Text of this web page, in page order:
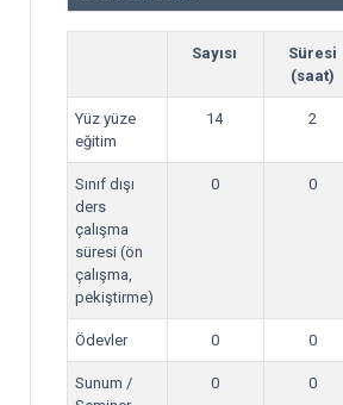
Sayısı
Süresi
(saat)
Yüz yüze
eğitim
14 2
Sınıf dışı
ders
çalışma
süresi (ön
çalışma,
pekiştirme)
0 0
Ödevler 0 0
Sunum /
0 0